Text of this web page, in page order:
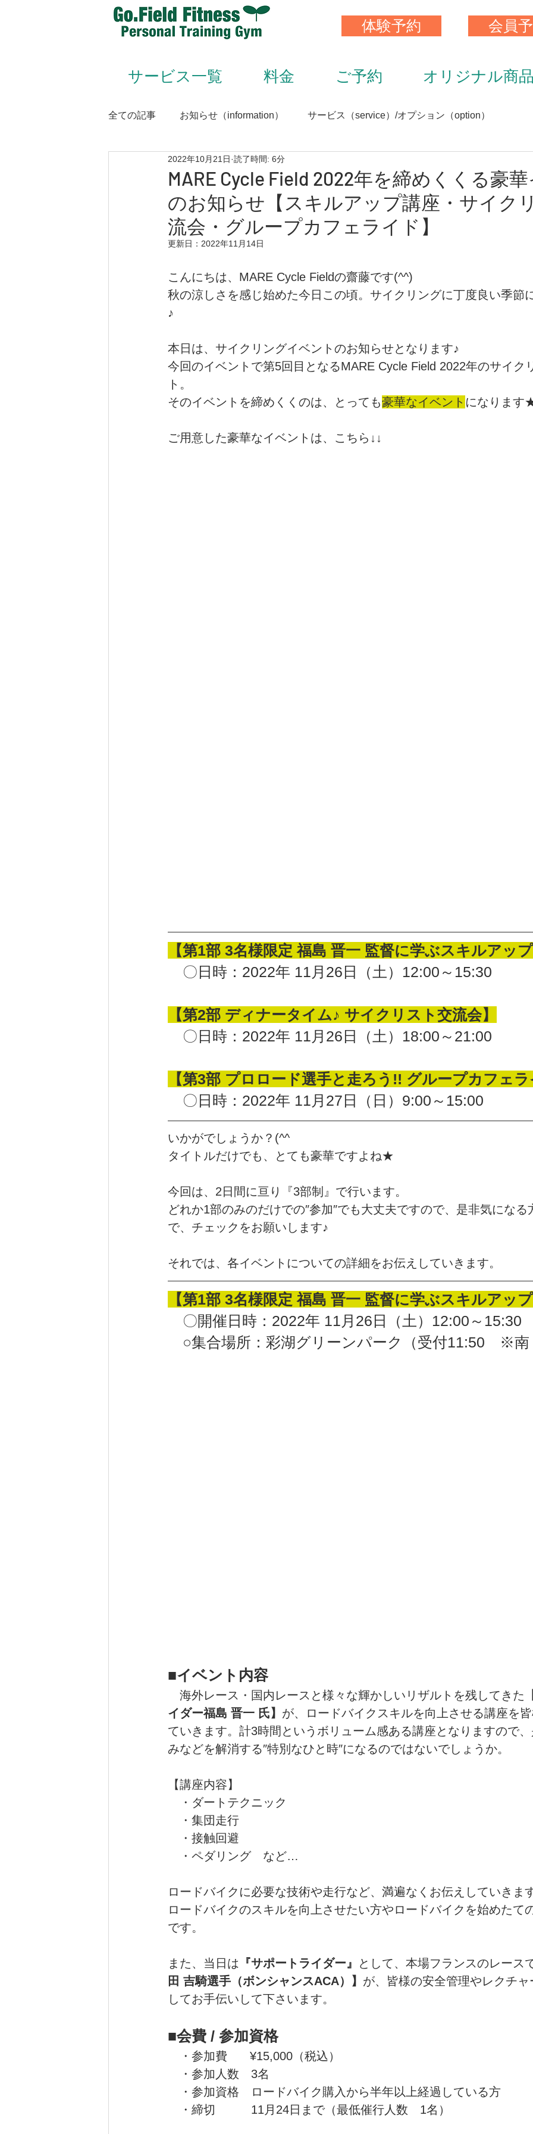
体験予約 会員
サービス一覧 料金 ご予約 オリジナル商
全ての記事 お知らせ（information） サービス（service）/オプション（option）
Animal Flow（アニマルフロー）
Conditioning＆Mentenance サプリメント（supplement） アイテム（item）
MARE Cycle Field 2022年を締めくくる豪
のお知らせ【スキルアップ講座・サイク
流会・グループカフェライド】
2022年10月21日 読了時間: 6分
更新日： 2022年11月14日
こんにちは、MARE Cycle Fieldの齋藤です(^^)
秋の涼しさを感じ始めた今日この頃。サイクリングに丁度良い季節
♪
本日は、サイクリングイベントのお知らせとなります♪
今回のイベントで第5回目となるMARE Cycle Field 2022年のサイク
ト。
そのイベントを締めくくのは、とっても豪華なイベント になります
ご用意した豪華なイベントは、こちら↓↓
【第1部 3名様限定 福島 晋一 監督に学ぶスキルアッ
〇日時：2022年 11月26日（土）12:00～15:30
【第2部 ディナータイム♪ サイクリスト交流会】
〇日時：2022年 11月26日（土）18:00～21:00
【第3部 プロロード選手と走ろう!! グループカフェ
〇日時：2022年 11月27日（日）9:00～15:00
いかがでしょうか？(^^
タイトルだけでも、とても豪華ですよね★
今回は、2日間に亘り『3部制』で行います。
どれか1部のみのだけでの″参加″でも大丈夫ですので、是非気になる
で、チェックをお願いします♪
それでは、各イベントについての詳細をお伝えしていきます。
【第1部 3名様限定 福島 晋一 監督に学ぶスキルアッ
〇開催日時：2022年 11月26日（土）12:00～15:30
○集合場所：彩湖グリーンパーク（受付11:50　※南
■イベント内容
海外レース・国内レースと様々な輝かしいリザルトを残してきた
イダー福島 晋一 氏】 が、ロードバイクスキルを向上させる講座を
ていきます。計3時間というボリューム感ある講座となりますので
みなどを解消する″特別なひと時″になるのではないでしょうか。
【講座内容】
・ダートテクニック
・集団走行
・接触回避
・ペダリング　など…
ロードバイクに必要な技術や走行など、満遍なくお伝えしていきま
ロードバイクのスキルを向上させたい方やロードバイクを始めたて
です。
また、当日は 『サポートライダー』
として、本場フランスのレース
田 吉騎選手（ボンシャンスACA）】 が、皆様の安全管理やレクチ
してお手伝いして下さいます。
■会費 / 参加資格
・参加費　   ¥15,000（税込）
・参加人数　3名
・参加資格　ロードバイク購入から半年以上経過している方
・締切　　　11月24日まで（最低催行人数　1名）